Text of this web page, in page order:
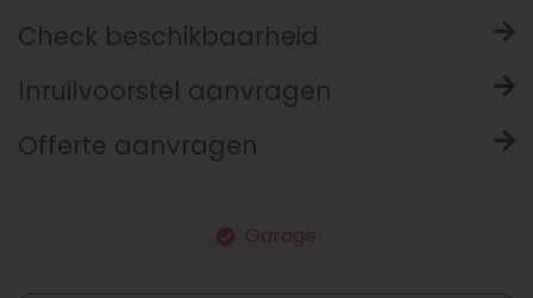
Check beschikbaarheid
Inruilvoorstel aanvragen
Offerte aanvragen